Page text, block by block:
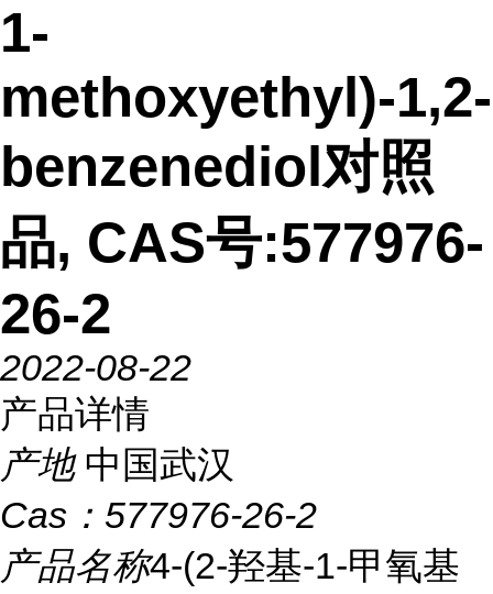
1-
methoxyethyl)-1,2-
benzenediol对照
品, CAS号:577976-
26-2
2022-08-22
产品详情
产地 中国武汉
Cas： 577976-26-2
产品名称4-(2-羟基-1-甲氧基